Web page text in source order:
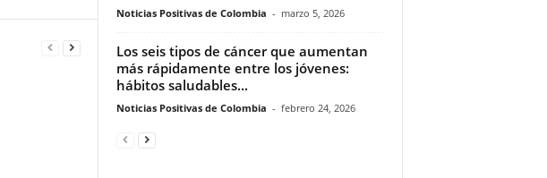
Noticias Positivas de Colombia - marzo 5, 2026
Los seis tipos de cáncer que aumentan
más rápidamente entre los jóvenes:
hábitos saludables...
Noticias Positivas de Colombia - febrero 24, 2026